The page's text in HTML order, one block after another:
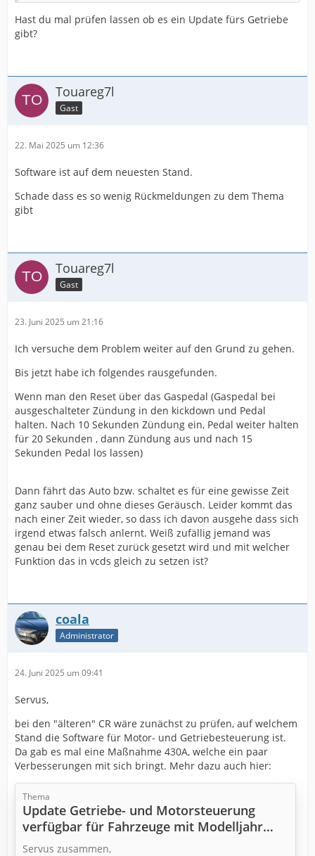
Gab es bei einem der Betroffenen schon irgendwelche
neuen Erkenntnisse?
Eine Spülung brachte keine Abhilfe!!
Jens
Hast du mal prüfen lassen ob es ein Update fürs Getriebe
gibt?
Touareg7l
Gast
22. Mai 2025 um 12:36
Software ist auf dem neuesten Stand.
Schade dass es so wenig Rückmeldungen zu dem Thema
gibt
Touareg7l
Gast
23. Juni 2025 um 21:16
Ich versuche dem Problem weiter auf den Grund zu gehen.
Bis jetzt habe ich folgendes rausgefunden.
Wenn man den Reset über das Gaspedal (Gaspedal bei
ausgeschalteter Zündung in den kickdown und Pedal
halten. Nach 10 Sekunden Zündung ein, Pedal weiter halten
für 20 Sekunden , dann Zündung aus und nach 15
Sekunden Pedal los lassen)
Dann fährt das Auto bzw. schaltet es für eine gewisse Zeit
ganz sauber und ohne dieses Geräusch. Leider kommt das
nach einer Zeit wieder, so dass ich davon ausgehe dass sich
irgend etwas falsch anlernt. Weiß zufällig jemand was
genau bei dem Reset zurück gesetzt wird und mit welcher
Funktion das in vcds gleich zu setzen ist?
coala
Administrator
24. Juni 2025 um 09:41
Servus,
bei den "älteren" CR wäre zunächst zu prüfen, auf welchem
Stand die Software für Motor- und Getriebesteuerung ist.
Da gab es mal eine Maßnahme 430A, welche ein paar
Verbesserungen mit sich bringt. Mehr dazu auch hier:
Thema
Update Getriebe- und Motorsteuerung
verfügbar für Fahrzeuge mit Modelljahr
2019
Servus zusammen,